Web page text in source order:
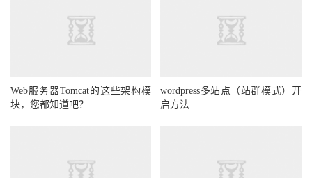
Web服务器Tomcat的这些架构模
块，您都知道吧？
wordpress多站点（站群模式）开
启方法